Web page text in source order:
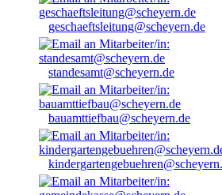
geschaeftsleitung@scheyern.de
standesamt@scheyern.de
bauamttiefbau@scheyern.de